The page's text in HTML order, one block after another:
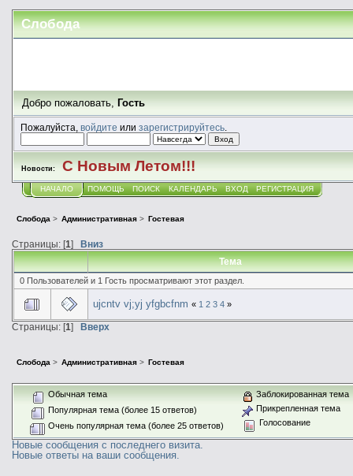
Слобода
Добро пожаловать,Гость
Пожалуйста, войдите или зарегистрируйтесь.
Новости: С Новым Летом!!!
НАЧАЛО ПОМОЩЬ ПОИСК КАЛЕНДАРЬ ВХОД РЕГИСТРАЦИЯ
Слобода > Административная > Гостевая
Страницы: [1] Вниз
Тема
0 Пользователей и 1 Гость просматривают этот раздел.
ujcntv vj;yj yfgbcfnm « 1 2 3 4 »
Страницы: [1] Вверх
Слобода > Административная > Гостевая
Обычная тема
Популярная тема (более 15 ответов)
Очень популярная тема (более 25 ответов)
Заблокированная тема
Прикрепленная тема
Голосование
Новые сообщения с последнего визита.
Новые ответы на ваши сообщения.